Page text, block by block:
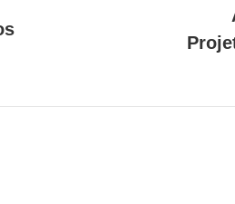
Próximo